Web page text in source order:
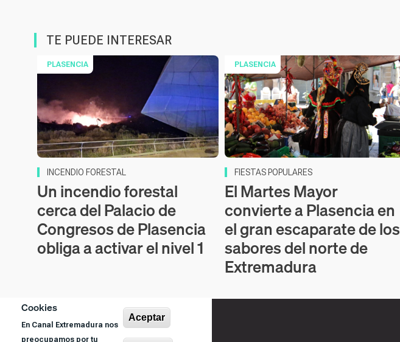
Cookies
En Canal Extremadura nos
preocupamos por tu
Aceptar
TE PUEDE INTERESAR
PLASENCIA
INCENDIO FORESTAL
Un incendio forestal
cerca del Palacio de
Congresos de Plasencia
obliga a activar el nivel 1
PLASENCIA
FIESTAS POPULARES
El Martes Mayor
convierte a Plasencia en
el gran escaparate de los
sabores del norte de
Extremadura